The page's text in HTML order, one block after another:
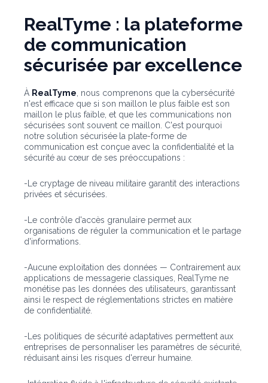
RealTyme : la plateforme
de communication
sécurisée par excellence
À RealTyme , nous comprenons que la cybersécurité
n'est efficace que si son maillon le plus faible est son
maillon le plus faible, et que les communications non
sécurisées sont souvent ce maillon. C'est pourquoi
notre solution sécurisée la plate-forme de
communication est conçue avec la confidentialité et la
sécurité au cœur de ses préoccupations :
-Le cryptage de niveau militaire garantit des interactions
privées et sécurisées.
-Le contrôle d'accès granulaire permet aux
organisations de réguler la communication et le partage
d'informations.
-Aucune exploitation des données — Contrairement aux
applications de messagerie classiques, RealTyme ne
monétise pas les données des utilisateurs, garantissant
ainsi le respect de réglementations strictes en matière
de confidentialité.
-Les politiques de sécurité adaptatives permettent aux
entreprises de personnaliser les paramètres de sécurité,
réduisant ainsi les risques d'erreur humaine.